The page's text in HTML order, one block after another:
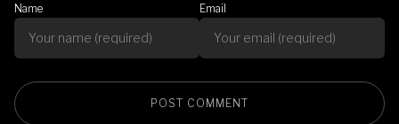
Name Email